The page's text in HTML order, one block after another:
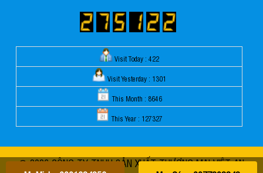
Visit Today : 422
Visit Yesterday : 1301
This Month : 8646
This Year : 127327
© 2026 CÔNG TY TNHH SẢN XUẤT THƯƠNG MẠI VIỆT AN